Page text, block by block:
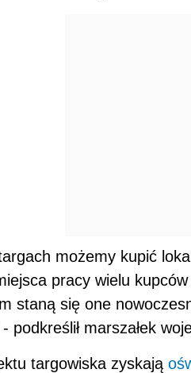
możemy kupić
pracy wielu
staną się one
podkreślił marszałek
targowiska zyskają